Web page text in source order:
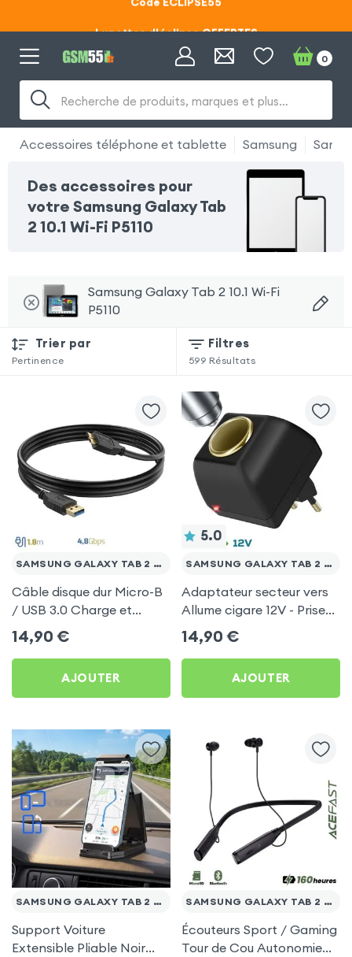
Code ECLIPSE55
Recherche de produits, marques et plus…
0
Accessoires téléphone et tablette Samsung
Des accessoires pour
votre Samsung Galaxy Tab
2 10.1 Wi-Fi P5110
Samsung Galaxy Tab 2 10.1 Wi-Fi
P5110
Trier par
Pertinence
Filtres
599 Résultats
SAMSUNG GALAXY TAB 2 10.1 WI-FI P5110
Câble disque dur Micro-B
/ USB 3.0 Charge et
Transfert 4,8 Gpbs - Noir
1.8m
14,90 €
AJOUTER
5.0
SAMSUNG GALAXY TAB 2 10.1 WI-FI P5110
Adaptateur secteur vers
Allume cigare 12V - Prise
220V Noir
14,90 €
AJOUTER
SAMSUNG GALAXY TAB 2 10.1 WI-FI P5110
Support Voiture
Extensible Pliable Noir
SAMSUNG GALAXY TAB 2 10.1 WI-FI P5110
Écouteurs Sport / Gaming
Tour de Cou Autonomie